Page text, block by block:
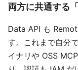
両方に共通する
Data API も
す。これまで自分
イナリや OSS